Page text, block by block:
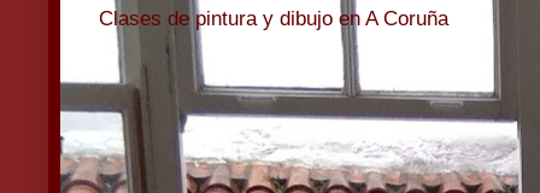
Clases de pintura y dibujo en A Coruña